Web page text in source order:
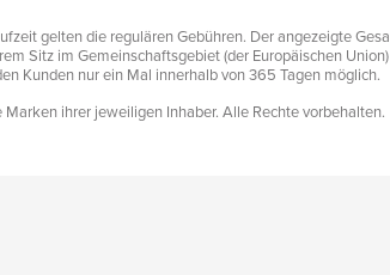
gelten die regulären Gebühren. Der angezeigte
Sitz im Gemeinschaftsgebiet (der Europäischen
Kunden nur ein Mal innerhalb von 365 Tagen möglich.
ihrer jeweiligen Inhaber. Alle Rechte vorbehalten.